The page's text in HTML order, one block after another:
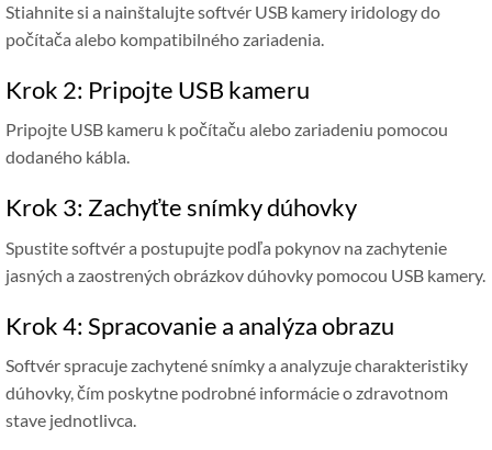
Stiahnite si a nainštalujte softvér USB kamery iridology do
počítača alebo kompatibilného zariadenia.
Krok 2: Pripojte USB kameru
Pripojte USB kameru k počítaču alebo zariadeniu pomocou
dodaného kábla.
Krok 3: Zachyťte snímky dúhovky
Spustite softvér a postupujte podľa pokynov na zachytenie
jasných a zaostrených obrázkov dúhovky pomocou USB kamery.
Krok 4: Spracovanie a analýza obrazu
Softvér spracuje zachytené snímky a analyzuje charakteristiky
dúhovky, čím poskytne podrobné informácie o zdravotnom
stave jednotlivca.